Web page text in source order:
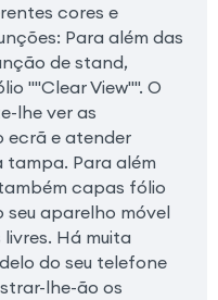
cores e
Para além das
de stand,
""Clear View"". O
lhe ver as
ecrã e atender
tampa. Para além
capas fólio
seu aparelho móvel
Há muita
do seu telefone
lhe-ão os